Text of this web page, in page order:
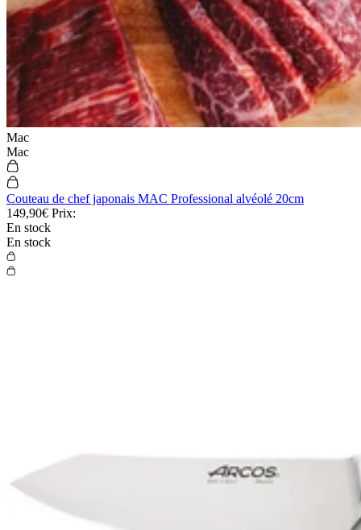
Mac
Mac
Couteau de chef japonais MAC Professional alvéolé 20cm
149,90€ Prix:
En stock
En stock